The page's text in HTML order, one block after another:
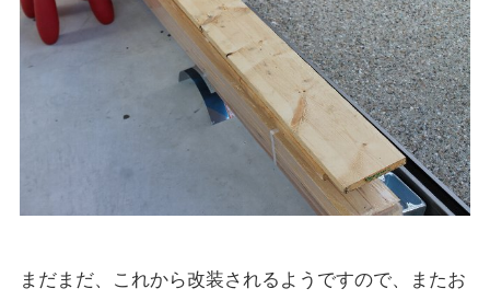
まだまだ、これから改装されるようですので、またお